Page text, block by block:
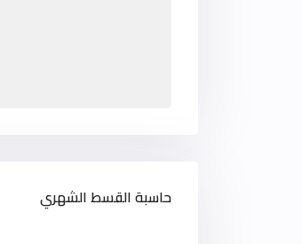
حاسبة القسط الشهري